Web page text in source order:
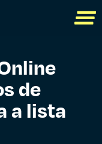
de
a lista